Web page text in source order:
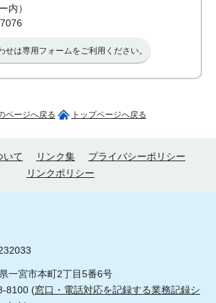
内）
せは専用フォームをご利用ください。
ページへ戻る トップページへ戻る
いて リンク集
プライバシーポリシー
リンクポリシー
一宮市本町2丁目5番6号
8100 (窓口・電話対応を記録する業務記録シ